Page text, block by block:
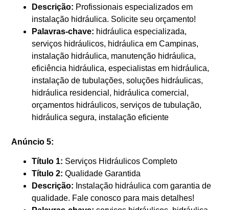
Descrição: Profissionais especializados em
instalação hidráulica. Solicite seu orçamento!
Palavras-chave: hidráulica especializada,
serviços hidráulicos, hidráulica em Campinas,
instalação hidráulica, manutenção hidráulica,
eficiência hidráulica, especialistas em hidráulica,
instalação de tubulações, soluções hidráulicas,
hidráulica residencial, hidráulica comercial,
orçamentos hidráulicos, serviços de tubulação,
hidráulica segura, instalação eficiente
Anúncio 5:
Título 1: Serviços Hidráulicos Completo
Título 2: Qualidade Garantida
Descrição: Instalação hidráulica com garantia de
qualidade. Fale conosco para mais detalhes!